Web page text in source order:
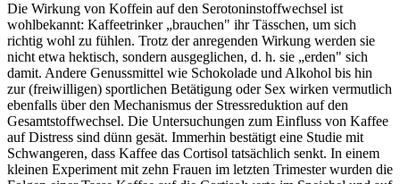
Die Wirkung von Koffein auf den Serotoninstoffwechsel ist
wohlbekannt: Kaffeetrinker „brauchen" ihr Tässchen, um sich
richtig wohl zu fühlen. Trotz der anregenden Wirkung werden sie
nicht etwa hektisch, sondern ausgeglichen, d. h. sie „erden" sich
damit. Andere Genussmittel wie Schokolade und Alkohol bis hin
zur (freiwilligen) sportlichen Betätigung oder Sex wirken vermutlich
ebenfalls über den Mechanismus der Stressreduktion auf den
Gesamtstoffwechsel. Die Untersuchungen zum Einfluss von Kaffee
auf Distress sind dünn gesät. Immerhin bestätigt eine Studie mit
Schwangeren, dass Kaffee das Cortisol tatsächlich senkt. In einem
kleinen Experiment mit zehn Frauen im letzten Trimester wurden die